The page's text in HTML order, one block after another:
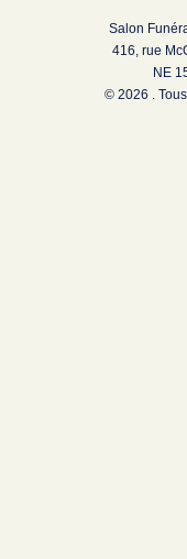
Salon
416, rue
NE
© 2026 .